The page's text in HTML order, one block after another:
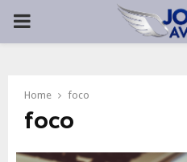
PRIMARY
Home foco
foco